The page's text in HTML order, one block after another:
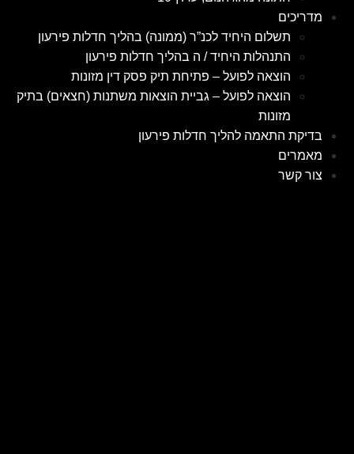
מדריכים
תשלום היחיד לכנ”ר (ממונה) בהליך חדלות פירעון
התנהלות היחיד / ה בהליך חדלות פירעון
הוצאה לפועל – פתיחת תיק פסק דין מזונות
הוצאה לפועל – גביית הוצאות משתנות (חצאים) בתיק
מזונות
בדיקת התאמה להליך חדלות פירעון
מאמרים
צור קשר